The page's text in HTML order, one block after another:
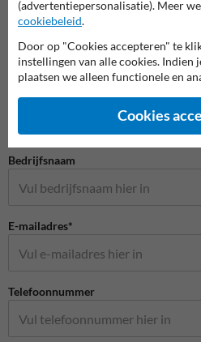
Stel je vraag aan
Naam*
Bedrijfsnaam
E-mailadres*
Telefoonnummer
(advertentiepersonalisatie). Meer
cookiebeleid.
Door op "Cookies accepteren" te
instellingen van alle cookies. Indien
plaatsen we alleen functionele en
Cookies